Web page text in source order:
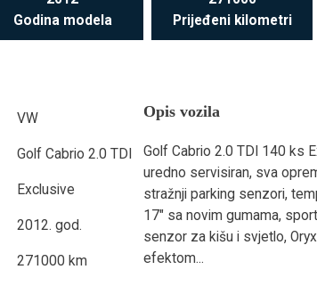
Godina modela
Prijeđeni kilometri
VW
Golf Cabrio 2.0 TDI
Exclusive
2012. god.
271000 km
Opis vozila
Golf Cabrio 2.0 TDI 140 ks
uredno servisiran, sva
stražnji parking senzori,
17" sa novim gumama,
senzor za kišu i svjetlo,
efektom...